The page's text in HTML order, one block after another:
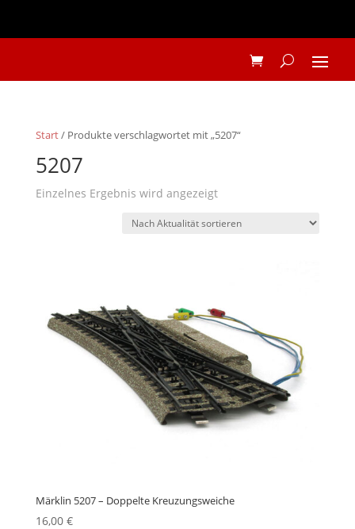
Start/ Produkte verschlagwortet mit „5207“
5207
Einzelnes Ergebnis wird angezeigt
Märklin 5207 – Doppelte Kreuzungsweiche
16,00 €